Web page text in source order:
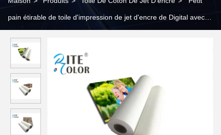
pain étirable de toile d'impression de jet d'encre de Digital avec